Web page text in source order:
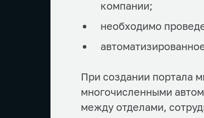
компании;
необходимо
При создании портала
многочисленными
между отделами,